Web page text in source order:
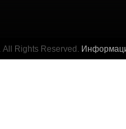
Rights Reserved.